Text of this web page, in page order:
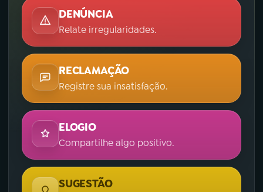
DENÚNCIA
Relate irregularidades.
RECLAMAÇÃO
Registre sua insatisfação.
ELOGIO
Compartilhe algo positivo.
SUGESTÃO